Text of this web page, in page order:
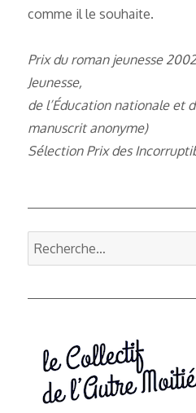
comme il le souhaite.
Prix du roman jeunesse
Jeunesse,
de l’Éducation nationale et
manuscrit anonyme)
Sélection Prix des
Recherche
pour :